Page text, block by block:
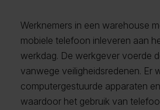
Werknemers in een warehouse
mobiele telefoon inleveren aan
werkdag. De werkgever voerde
vanwege veiligheidsredenen. Er
computergestuurde apparaten
waardoor het gebruik van